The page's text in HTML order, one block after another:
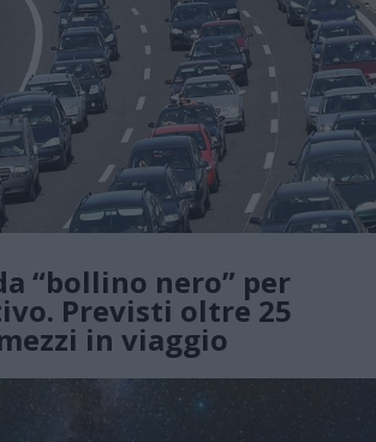
“bollino nero” per
Previsti oltre 25
in viaggio